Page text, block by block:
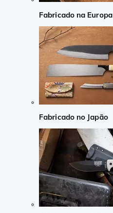
Fabricado na Europa
Fabricado no Japão